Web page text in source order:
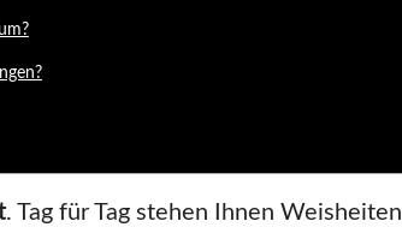
. Tag für Tag stehen Ihnen Weisheiten